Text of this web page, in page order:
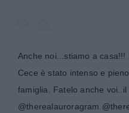
Anche noi...stiamo a
Cece è stato intenso e
famiglia. Fatelo anche
@therealauroragram